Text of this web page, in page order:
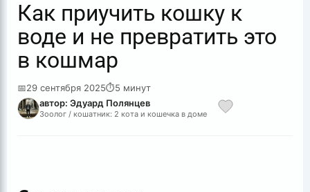
Как приучить кошку к
воде и не превратить это
в кошмар
📅29 сентября 2025⏱5 минут
автор: Эдуард Полянцев
Зоолог / кошатник: 2 кота и кошечка в доме